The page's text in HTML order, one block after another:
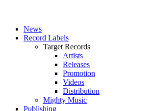
News
Record Labels
Target Records
Artists
Releases
Promotion
Videos
Distribution
Mighty Music
Publishing